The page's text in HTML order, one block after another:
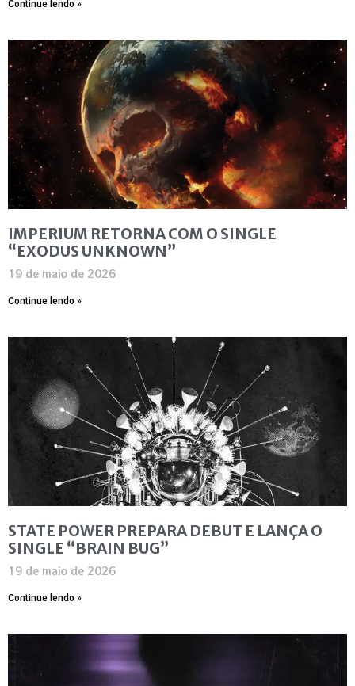
Continue lendo »
IMPERIUM RETORNA COM O SINGLE
“EXODUS UNKNOWN”
19 de maio de 2026
Continue lendo »
STATE POWER PREPARA DEBUT E LANÇA O
SINGLE “BRAIN BUG”
19 de maio de 2026
Continue lendo »